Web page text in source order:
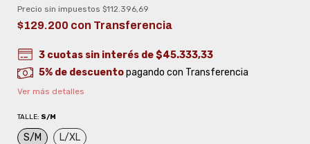
Precio sin impuestos $112.396,69
$129.200 con Transferencia
3 cuotas sin interés de$45.333,33
5% de descuentopagando con Transferencia
Ver más detalles
TALLE: S/M
S/M L/XL